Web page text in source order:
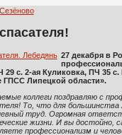
27 декабря в
29 с. 2-ая Куликовка, ПЧ 35
ГПСС Липецкой области».
коллеги поздравляю с
То, что для
труд. Огромная
жизни. И вы достойно,
профессионализм и